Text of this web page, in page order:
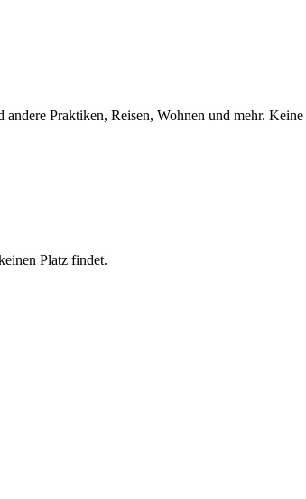
Praktiken, Reisen, Wohnen und mehr.
Platz findet.